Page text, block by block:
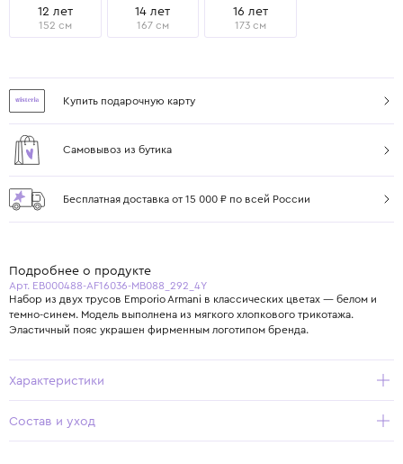
12 лет
152 см
14 лет
167 см
16 лет
173 см
Купить подарочную карту
Самовывоз из бутика
Бесплатная доставка от 15 000 ₽ по всей России
Подробнее о продукте
Арт. EB000488-AF16036-MB088_292_4Y
Набор из двух трусов Emporio Armani в классических цветах — белом и
темно-синем. Модель выполнена из мягкого хлопкового трикотажа.
Эластичный пояс украшен фирменным логотипом бренда.
Характеристики
Состав и уход